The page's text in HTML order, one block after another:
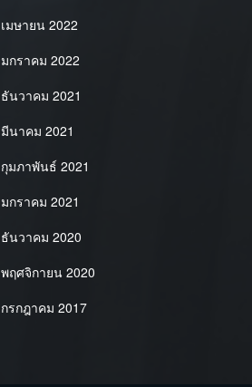
เมษายน 2022
มกราคม 2022
ธันวาคม 2021
มีนาคม 2021
กุมภาพันธ์ 2021
มกราคม 2021
ธันวาคม 2020
พฤศจิกายน 2020
กรกฎาคม 2017